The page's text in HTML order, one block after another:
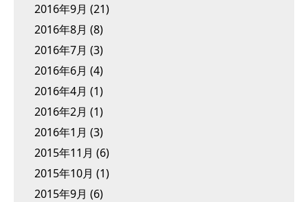
2016年9月 (21)
2016年8月 (8)
2016年7月 (3)
2016年6月 (4)
2016年4月 (1)
2016年2月 (1)
2016年1月 (3)
2015年11月 (6)
2015年10月 (1)
2015年9月 (6)